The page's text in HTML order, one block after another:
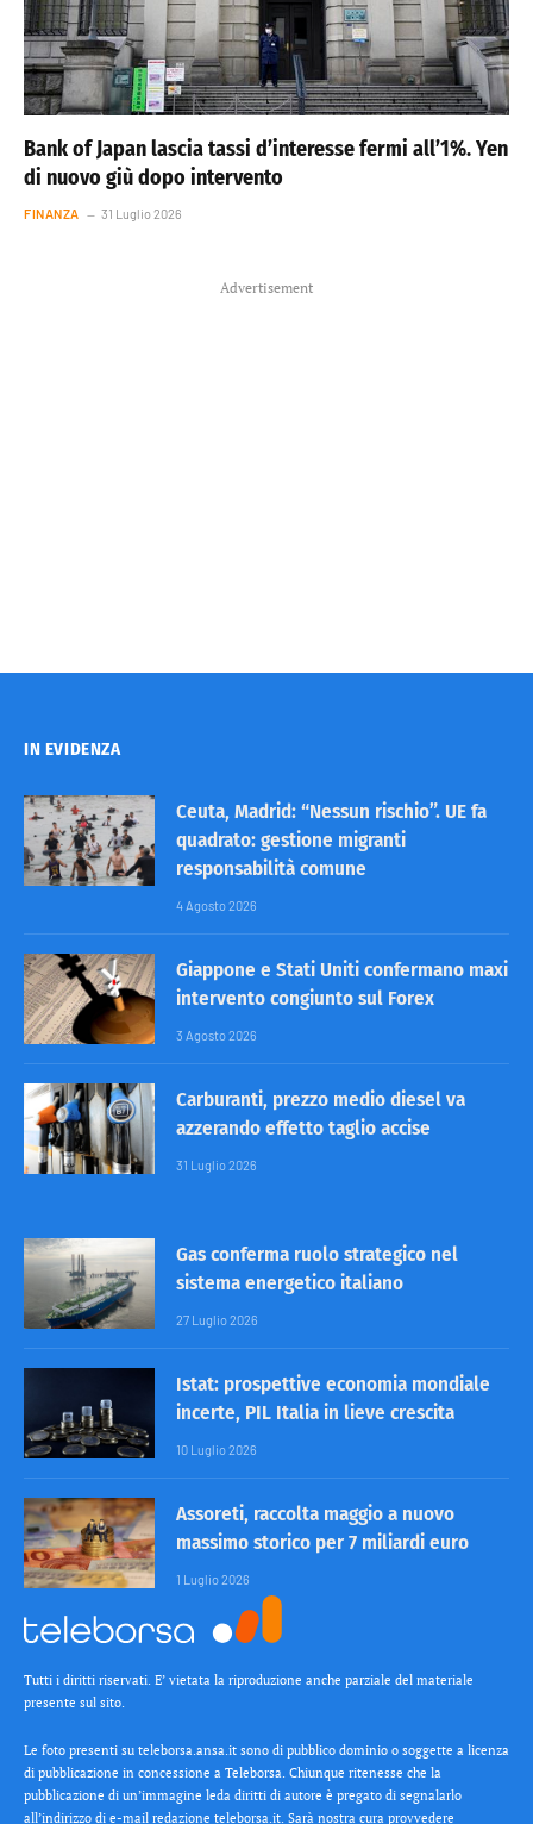
Bank of Japan lascia tassi d’interesse fermi all’1%. Yen
di nuovo giù dopo intervento
FINANZA 31 Luglio 2026
Advertisement
IN EVIDENZA
Ceuta, Madrid: “Nessun rischio”. UE fa
quadrato: gestione migranti
responsabilità comune
4 Agosto 2026
Giappone e Stati Uniti confermano maxi
intervento congiunto sul Forex
3 Agosto 2026
Carburanti, prezzo medio diesel va
azzerando effetto taglio accise
31 Luglio 2026
Gas conferma ruolo strategico nel
sistema energetico italiano
27 Luglio 2026
Istat: prospettive economia mondiale
incerte, PIL Italia in lieve crescita
10 Luglio 2026
Assoreti, raccolta maggio a nuovo
massimo storico per 7 miliardi euro
1 Luglio 2026
Tutti i diritti riservati. E’ vietata la riproduzione anche parziale del materiale
presente sul sito.
Le foto presenti su teleborsa.ansa.it sono di pubblico dominio o soggette a licenza
di pubblicazione in concessione a Teleborsa. Chiunque ritenesse che la
pubblicazione di un’immagine leda diritti di autore è pregato di segnalarlo
all’indirizzo di e-mail redazione teleborsa.it. Sarà nostra cura provvedere